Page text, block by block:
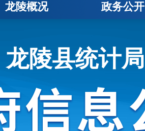
龙陵概况 政务公开
龙陵县统计局